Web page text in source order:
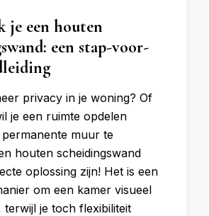
je een houten
een stap-voor-
privacy in je woning? Of
je een ruimte opdelen
muur te
houten scheidingswand
oplossing zijn! Het is een
om een kamer visueel
terwijl je toch flexibiliteit